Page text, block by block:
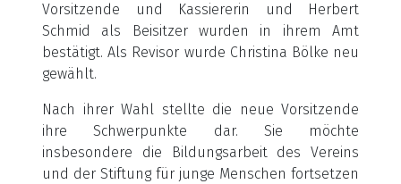
Vorsitzende und Kassiererin und Herbert
Schmid als Beisitzer wurden in ihrem Amt
bestätigt. Als Revisor wurde Christina Bölke neu
gewählt.
Nach ihrer Wahl stellte die neue Vorsitzende
ihre Schwerpunkte dar. Sie möchte
insbesondere die Bildungsarbeit des Vereins
und der Stiftung für junge Menschen fortsetzen